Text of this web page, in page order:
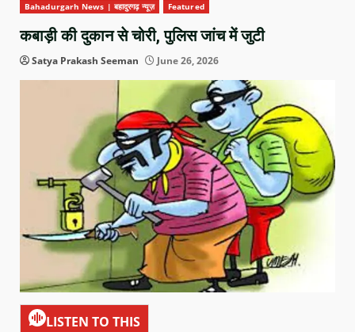
Bahadurgarh News | बहादुरगढ़ न्यूज़ Featured
कबाड़ी की दुकान से चोरी, पुलिस जांच में जुटी
Satya Prakash Seeman June 26, 2026
LISTEN TO THIS